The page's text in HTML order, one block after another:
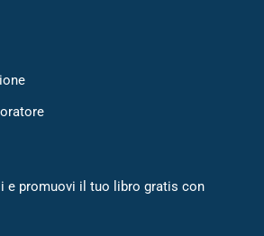
e promuovi il tuo libro gratis con